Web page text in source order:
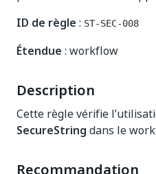
ID de règle : ST-SEC-008
Étendue : workflow
Description
Cette règle vérifie
SecureString dans le
Recommandation